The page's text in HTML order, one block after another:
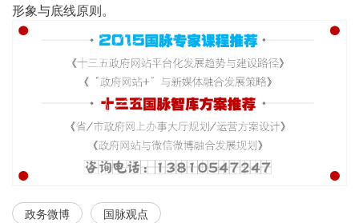
形象与底线原则。
政务微博 国脉观点